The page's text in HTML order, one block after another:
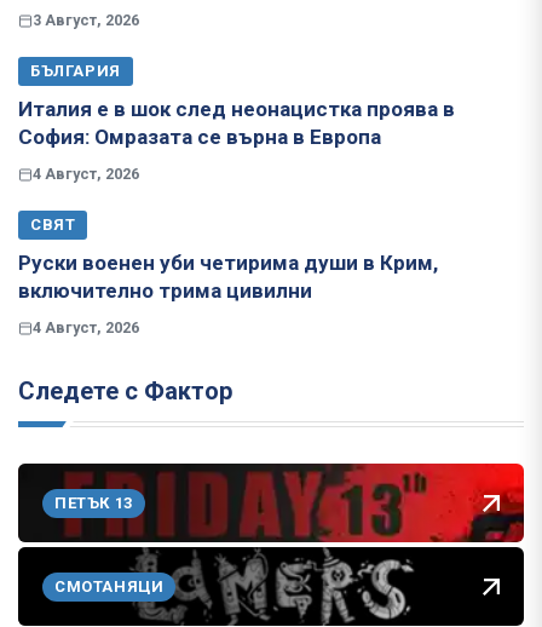
3 Август, 2026
БЪЛГАРИЯ
Италия е в шок след неонацистка проява в
София: Омразата се върна в Европа
4 Август, 2026
СВЯТ
Руски военен уби четирима души в Крим,
включително трима цивилни
4 Август, 2026
Следете с Фактор
ПЕТЪК 13
СМОТАНЯЦИ